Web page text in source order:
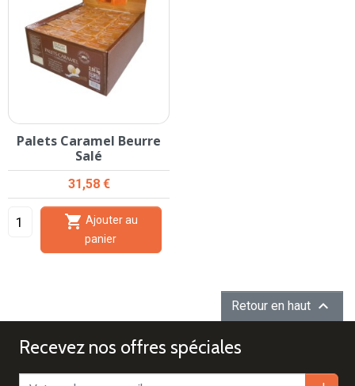
Palets Caramel Beurre
Salé
Prix
31,58 €

panier
Retour en haut 
Recevez nos offres spéciales